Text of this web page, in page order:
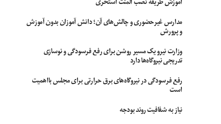
مدارس غیرحضوری و چالش‌های آن؛ دانش آموزان بدون آموزش
و پرورش
وزارت نیرو یک مسیر روشن برای رفع فرسودگی و نوسازی
تدریجی نیروگاه‌ها دارد
رفع فرسودگی در نیروگاه‌های برق حرارتی برای مجلس بااهمیت
است
نیاز به شفافیت روند بودجه